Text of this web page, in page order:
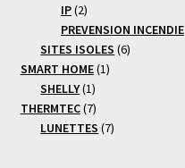
IP 22
produits
PREVENSION INCENDIE
SITES ISOLES 66
SMART HOME 11
SHELLY 11
produit
THERMTEC 77
produits
LUNETTES 77